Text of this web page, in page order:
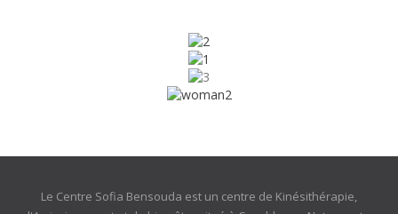
Le Centre Sofia Bensouda est un centre de Kinésithérapie,